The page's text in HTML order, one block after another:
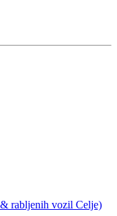
rabljenih vozil Celje)